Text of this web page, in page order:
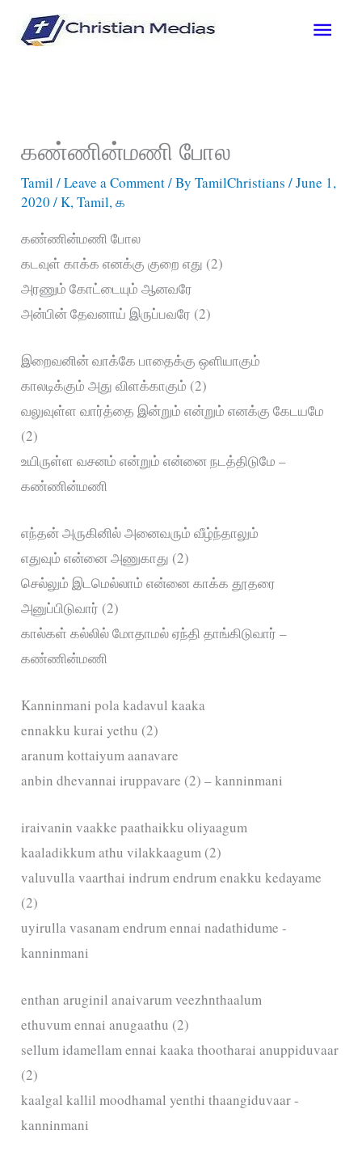
Main
கண்ணின்மணி போல
Tamil /Leave a Comment/ ByTamilChristians/June 1,
2020/K,Tamil,க
கண்ணின்மணி போல
கடவுள் காக்க எனக்கு குறை எது (2)
அரணும் கோட்டையும் ஆனவரே
அன்பின் தேவனாய் இருப்பவரே (2)
இறைவனின் வாக்கே பாதைக்கு ஒளியாகும்
காலடிக்கும் அது விளக்காகும் (2)
வலுவுள்ள வார்த்தை இன்றும் என்றும் எனக்கு கேடயமே
(2)
உயிருள்ள வசனம் என்றும் என்னை நடத்திடுமே –
கண்ணின்மணி
எந்தன் அருகினில் அனைவரும் வீழ்ந்தாலும்
எதுவும் என்னை அணுகாது (2)
செல்லும் இடமெல்லாம் என்னை காக்க தூதரை
அனுப்பிடுவார் (2)
கால்கள் கல்லில் மோதாமல் ஏந்தி தாங்கிடுவார் –
கண்ணின்மணி
Kanninmani pola kadavul kaaka
ennakku kurai yethu (2)
aranum kottaiyum aanavare
anbin dhevannai iruppavare (2) – kanninmani
iraivanin vaakke paathaikku oliyaagum
kaaladikkum athu vilakkaagum (2)
valuvulla vaarthai indrum endrum enakku kedayame
(2)
uyirulla vasanam endrum ennai nadathidume -
kanninmani
enthan aruginil anaivarum veezhnthaalum
ethuvum ennai anugaathu (2)
sellum idamellam ennai kaaka thootharai anuppiduvaar
(2)
kaalgal kallil moodhamal yenthi thaangiduvaar -
kanninmani